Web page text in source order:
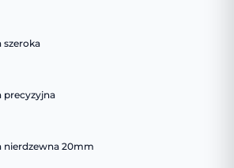
szeroka
precyzyjna
nierdzewna 20mm